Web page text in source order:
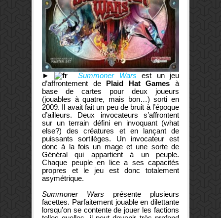
► Summoner Wars est un jeu
d’affrontement de Plaid Hat Games à
base de cartes pour deux joueurs
(jouables à quatre, mais bon…) sorti en
2009. Il avait fait un peu de bruit à l’époque
d’ailleurs. Deux invocateurs s’affrontent
sur un terrain défini en invoquant (what
else?) des créatures et en lançant de
puissants sortilèges. Un invocateur est
donc à la fois un mage et une sorte de
Général qui appartient à un peuple.
Chaque peuple en lice a ses capacités
propres et le jeu est donc totalement
asymétrique.
Summoner Wars présente plusieurs
facettes. Parfaitement jouable en dilettante
lorsqu’on se contente de jouer les factions